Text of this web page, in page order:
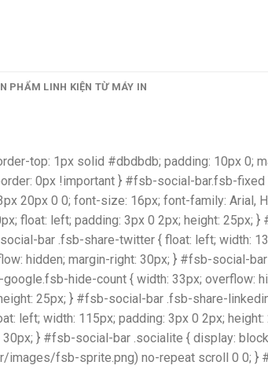
PHẨM LINH KIỆN TỪ MÁY IN
top: 1px solid #dbdbdb; padding: 10px 0;
0px !important } #fsb-social-bar.fsb-
20px 0 0; font-size: 16px; font-family: Arial,
float: left; padding: 3px 0 2px; height: 25px;
bar .fsb-share-twitter { float: left; width:
hidden; margin-right: 30px; } #fsb-social-
hide-count { width: 33px; overflow:
25px; } #fsb-social-bar .fsb-share-
left; width: 115px; padding: 3px 0 2px;
} #fsb-social-bar .socialite { display:
fsb-sprite.png) no-repeat scroll 0 0; }